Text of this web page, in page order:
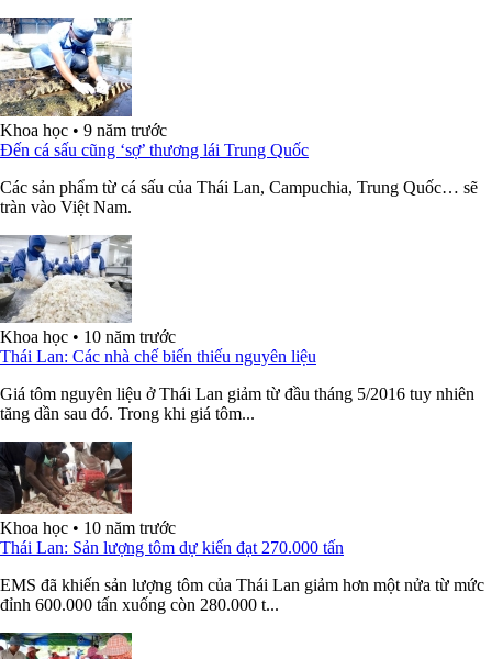
Khoa học • 9 năm trước
Đến cá sấu cũng ‘sợ’ thương lái Trung Quốc
Các sản phẩm từ cá sấu của Thái Lan, Campuchia, Trung Quốc… sẽ
tràn vào Việt Nam.
Khoa học • 10 năm trước
Thái Lan: Các nhà chế biến thiếu nguyên liệu
Giá tôm nguyên liệu ở Thái Lan giảm từ đầu tháng 5/2016 tuy nhiên
tăng dần sau đó. Trong khi giá tôm...
Khoa học • 10 năm trước
Thái Lan: Sản lượng tôm dự kiến đạt 270.000 tấn
EMS đã khiến sản lượng tôm của Thái Lan giảm hơn một nửa từ mức
đỉnh 600.000 tấn xuống còn 280.000 t...